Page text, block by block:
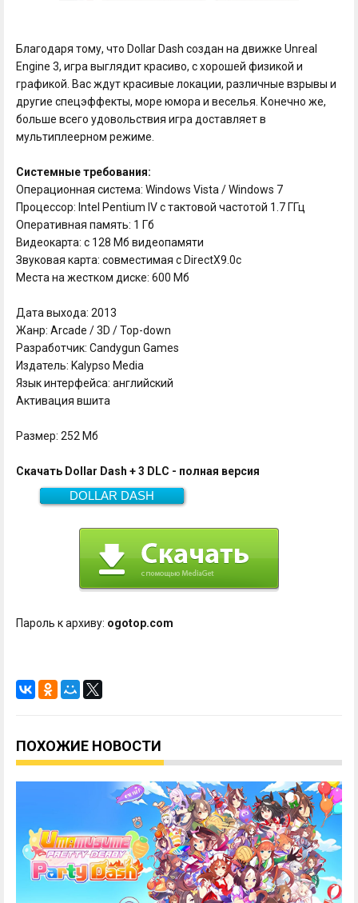
Благодаря тому, что Dollar Dash создан на движке Unreal
Engine 3, игра выглядит красиво, с хорошей физикой и
графикой. Вас ждут красивые локации, различные взрывы и
другие спецэффекты, море юмора и веселья. Конечно же,
больше всего удовольствия игра доставляет в
мультиплеерном режиме.
Системные требования:
Операционная система: Windows Vista / Windows 7
Процессор: Intel Pentium IV с тактовой частотой 1.7 ГГц
Оперативная память: 1 Гб
Видеокарта: с 128 Mб видеопамяти
Звуковая карта: совместимая с DirectX9.0c
Места на жестком диске: 600 Mб
Дата выхода: 2013
Жанр: Arcade / 3D / Top-down
Разработчик: Candygun Games
Издатель: Kalypso Media
Язык интерфейса: английский
Активация вшита
Размер: 252 Мб
Скачать Dollar Dash + 3 DLC - полная версия
DOLLAR DASH
252 Мб
Скачать
Пароль к архиву: ogotop.com
ПОХОЖИЕ НОВОСТИ